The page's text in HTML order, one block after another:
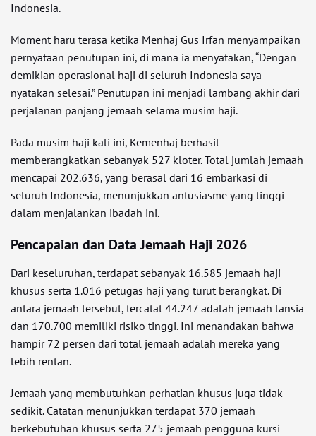
Indonesia.
Moment haru terasa ketika Menhaj Gus Irfan menyampaikan
pernyataan penutupan ini, di mana ia menyatakan, “Dengan
demikian operasional haji di seluruh Indonesia saya
nyatakan selesai.” Penutupan ini menjadi lambang akhir dari
perjalanan panjang jemaah selama musim haji.
Pada musim haji kali ini, Kemenhaj berhasil
memberangkatkan sebanyak 527 kloter. Total jumlah jemaah
mencapai 202.636, yang berasal dari 16 embarkasi di
seluruh Indonesia, menunjukkan antusiasme yang tinggi
dalam menjalankan ibadah ini.
Pencapaian dan Data Jemaah Haji 2026
Dari keseluruhan, terdapat sebanyak 16.585 jemaah haji
khusus serta 1.016 petugas haji yang turut berangkat. Di
antara jemaah tersebut, tercatat 44.247 adalah jemaah lansia
dan 170.700 memiliki risiko tinggi. Ini menandakan bahwa
hampir 72 persen dari total jemaah adalah mereka yang
lebih rentan.
Jemaah yang membutuhkan perhatian khusus juga tidak
sedikit. Catatan menunjukkan terdapat 370 jemaah
berkebutuhan khusus serta 275 jemaah pengguna kursi